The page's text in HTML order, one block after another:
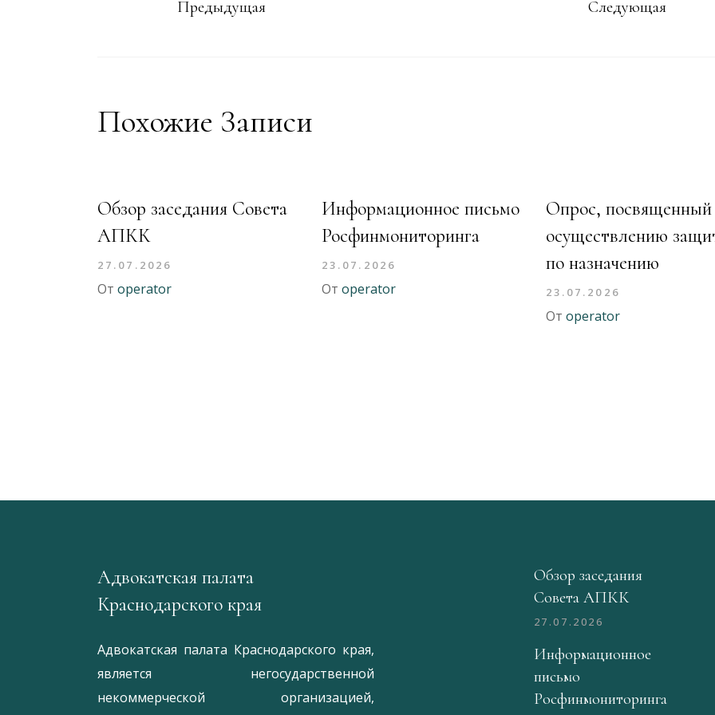
Предыдущая Следующая
Похожие Записи
Обзор заседания Совета
АПКК
27.07.2026
От operator
Информационное письмо
Росфинмониторинга
23.07.2026
От operator
Опрос, посвященный
осуществлению
по назначению
23.07.2026
От operator
Адвокатская палата
Краснодарского края
Адвокатская палата Краснодарского края,
является негосударственной
некоммерческой организацией,
Обзор заседания
Совета АПКК
27.07.2026
Информационное
письмо
Росфинмониторинга